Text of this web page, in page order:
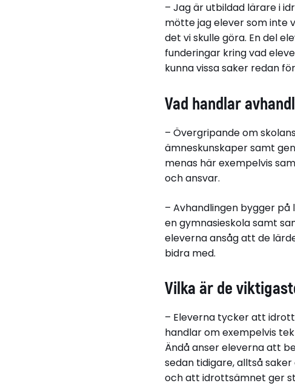
Läs avhandlingen här
– Jag är utbildad lärare i
mötte jag elever som inte
det vi skulle göra. En del
funderingar kring vad
kunna vissa saker redan
Vad handlar
– Övergripande om
ämneskunskaper samt
menas här exempelvis
och ansvar.
– Avhandlingen bygger
en gymnasieskola samt
eleverna ansåg att de
bidra med.
Vilka är de
– Eleverna tycker att
handlar om exempelvis
Ändå anser eleverna att
sedan tidigare, alltså
och att idrottsämnet ger